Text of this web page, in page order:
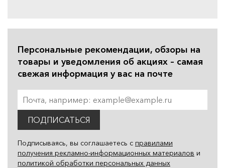
Персональные рекомендации, обзоры на
товары и уведомления об акциях – самая
свежая информация у вас на почте
ПОДПИСАТЬСЯ
Подписываясь, вы соглашаетесь с правилами
получения рекламно-информационных материалов и
политикой обработки персональных данных